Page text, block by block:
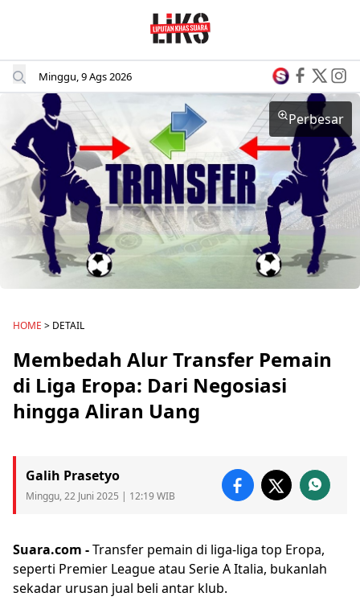
Minggu, 9 Ags 2026
Perbesar
HOME > DETAIL
Membedah Alur Transfer Pemain
di Liga Eropa: Dari Negosiasi
hingga Aliran Uang
Galih Prasetyo
Minggu, 22 Juni 2025 | 12:19 WIB
Suara.com -Transfer pemain di liga-liga top Eropa,
seperti Premier Leagueatau Serie A Italia, bukanlah
sekadar urusan jual beli antar klub.